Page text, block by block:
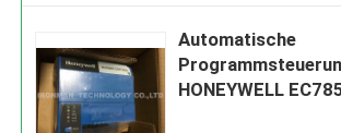
Automatische
HONEYWELL